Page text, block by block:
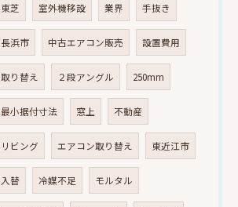
東芝 室外機移設 業界 手抜き
長浜市 中古エアコン販売 設置費用
取り替え ２段アングル 250mm
最小据付寸法 窓上 不動産
リビング エアコン取り替え 東近江市
入替 冷媒不足 モルタル